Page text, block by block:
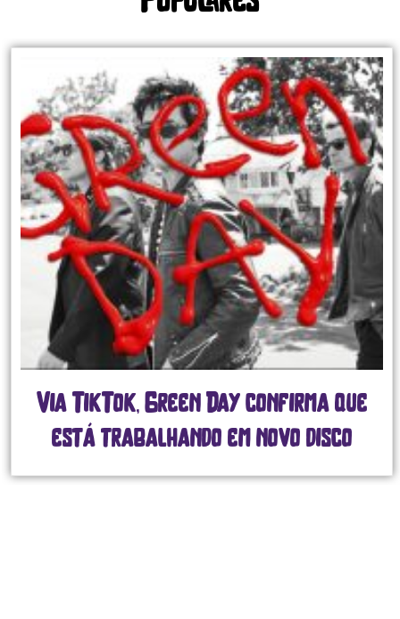
Via TikTok, Green Day confirma que
está trabalhando em novo disco